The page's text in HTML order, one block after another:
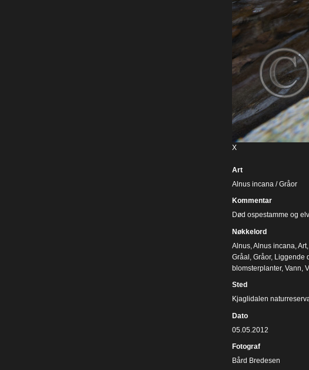
X
Art
Alnus incana / Gråor
Kommentar
Død ospestamme og
Nøkkelord
Alnus, Alnus incana Art,
Gråal Gråor, Liggende
blomsterplanter, Vann
Sted
Kjaglidalen
Dato
05.05.2012
Fotograf
Bård Bredesen